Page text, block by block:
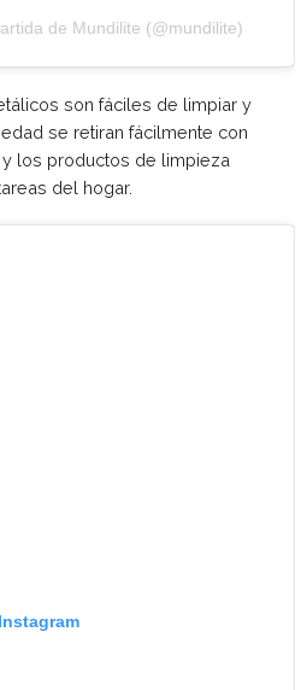
de Mundilite (@mundilite)
son fáciles de limpiar y
se retiran fácilmente con
los productos de limpieza
del hogar.